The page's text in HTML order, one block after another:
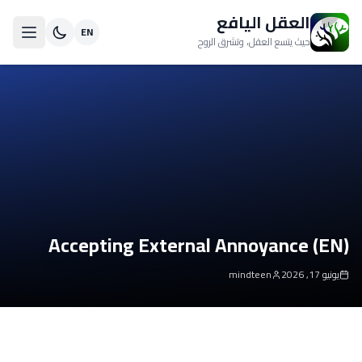
العقل اليافع
حيث يتسع العقل، وتشرق الروح EN
Accepting External Annoyance (EN)
يونيو 17, 2026 mindteen